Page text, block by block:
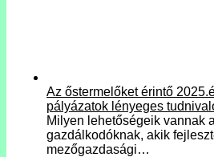
Az őstermelőket érintő
pályázatok lényeges
Milyen lehetőségeik vannak
gazdálkodóknak, akik
mezőgazdasági…